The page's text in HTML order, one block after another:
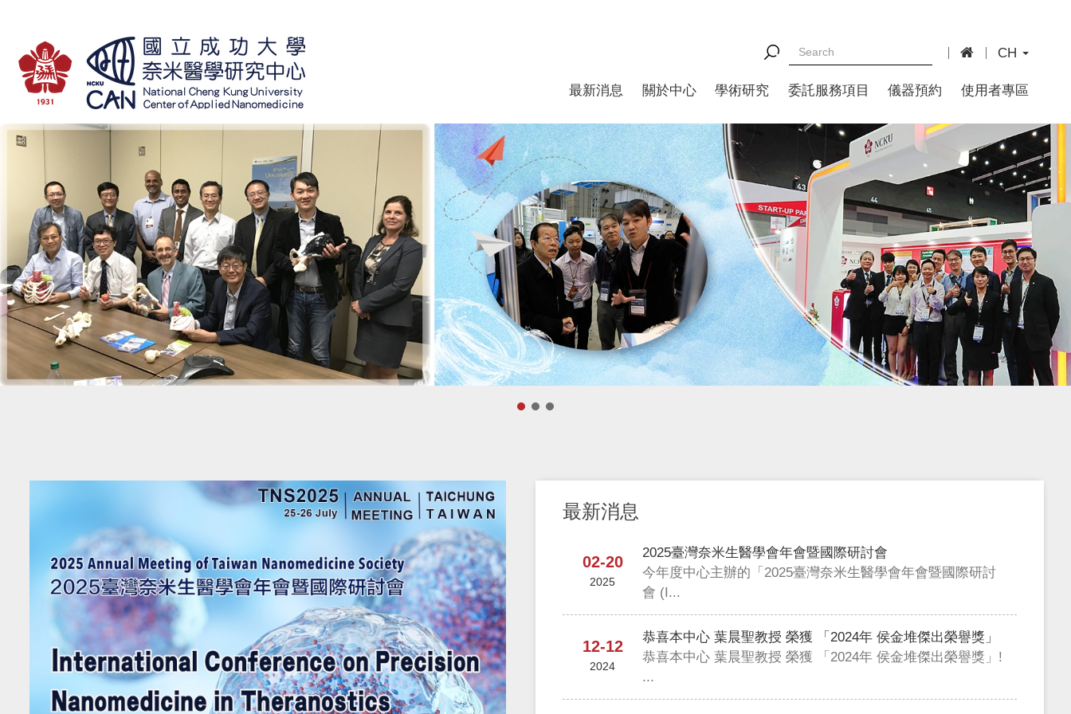
CH
最新消息 關於中心 學術研究 委託服務項目 儀器預約 使用者專區
最新消息
02-20
2025
2025臺灣奈米生醫學會年會暨國際研討會
今年度中心主辦的「2025臺灣奈米生醫學會年會暨國際研討
會 (I...
12-12
2024
恭喜本中心 葉晨聖教授 榮獲 「2024年 侯金堆傑出榮譽獎」
恭喜本中心 葉晨聖教授 榮獲 「2024年 侯金堆傑出榮譽獎」!
...